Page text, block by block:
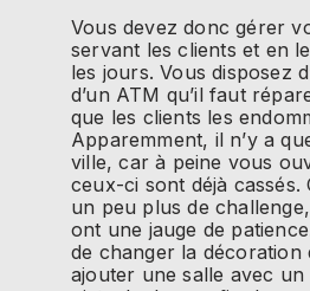
Vous devez donc gérer
servant les clients et en
les jours. Vous disposez
d’un ATM qu’il faut
que les clients les
Apparemment, il n’y a
ville, car à peine vous
ceux-ci sont déjà cassés.
un peu plus de
ont une jauge de
de changer la décoration
ajouter une salle avec